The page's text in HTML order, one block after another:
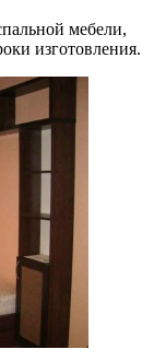
мебели,
изготовления.